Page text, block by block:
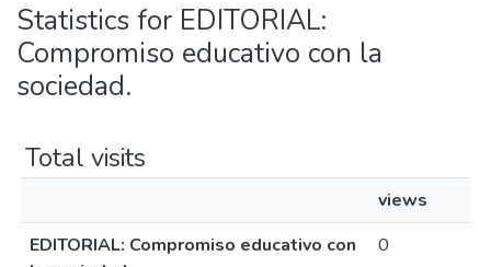
Statistics for EDITORIAL:
Compromiso educativo con la
sociedad.
Total visits
views
EDITORIAL: Compromiso educativo con
0